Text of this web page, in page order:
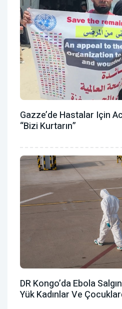
Gazze’de Hastalar Için
“Bizi Kurtarın”
DR Kongo’da Ebola
Yük Kadınlar Ve